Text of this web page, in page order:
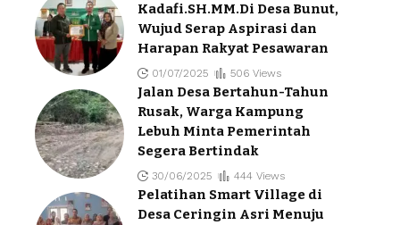
Kadafi.SH.MM.Di Desa Bunut,
Wujud Serap Aspirasi dan
Harapan Rakyat Pesawaran
01/07/2025 506 Views
Jalan Desa Bertahun-Tahun
Rusak, Warga Kampung
Lebuh Minta Pemerintah
Segera Bertindak
30/06/2025 444 Views
Pelatihan Smart Village di
Desa Ceringin Asri Menuju